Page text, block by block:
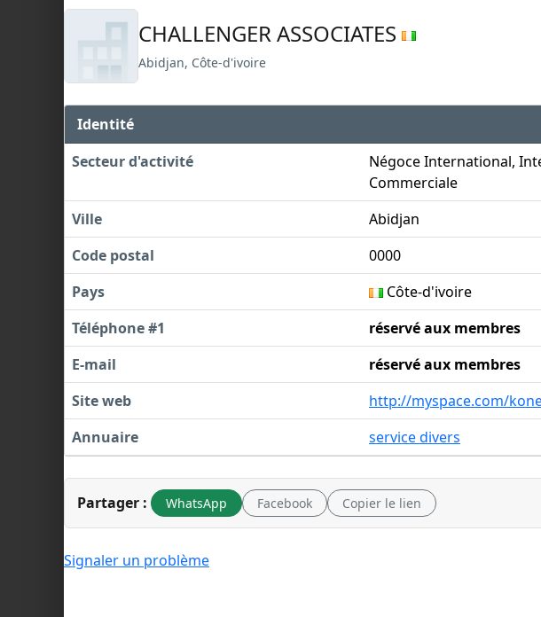
CHALLENGER ASSOCIATES
Abidjan, Côte-d'ivoire
Identité
Secteur d'activité
Négoce International,
Commerciale
Ville
Abidjan
Code postal
0000
Pays
Côte-d'ivoire
Téléphone #1
réservé aux membres
E-mail
réservé aux membres
Site web
http://myspace.com/
Annuaire
service divers
Partager : WhatsApp Facebook Copier le lien
Signaler un problème